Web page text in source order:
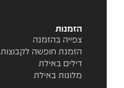
הזמנות
צפייה בהזמנה
הזמנת חופשה לקבוצות
דילים באילת
מלונות באילת